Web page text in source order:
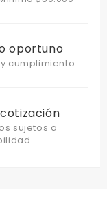
oportuno
cumplimiento
sujetos a